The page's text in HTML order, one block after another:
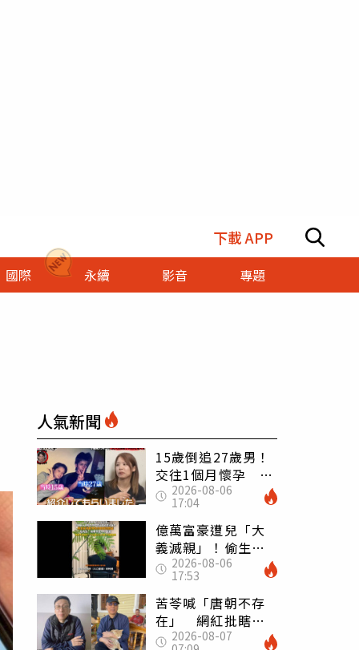
下載 APP
國際 永續 影音 專題
人氣新聞
15歲倒追27歲男！
交往1個月懷孕 36
歲當阿嬤故事曝光
2026-08-06
17:04
億萬富豪遭兒「大
義滅親」！偷生子
怕曝光 竟盜鄰居
身份辦假證落戶
2026-08-06
17:53
苦苓喊「唐朝不存
在」 網紅批瞎編
歷史：李白、杜甫
2026-08-07